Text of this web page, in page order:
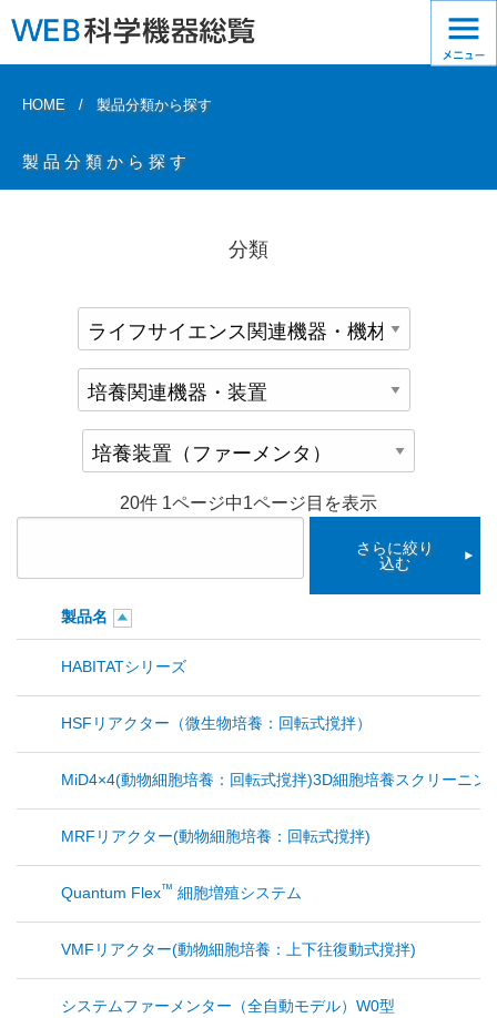
HOME 製品分類から探す
製品分類から探す
分類
20件 1ページ中1ページ目を表示
さらに絞り
込む
製品名
HABITATシリーズ
HSFリアクター（微生物培養：回転式撹拌）
MiD4×4(動物細胞培養：回転式撹拌)3D細胞培養スクリーニン
MRFリアクター(動物細胞培養：回転式撹拌)
Quantum Flex™ 細胞増殖システム
VMFリアクター(動物細胞培養：上下往復動式撹拌)
システムファーメンター（全自動モデル）W0型